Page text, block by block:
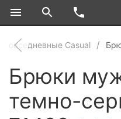
Повседневные Casual
Брюки
темно-